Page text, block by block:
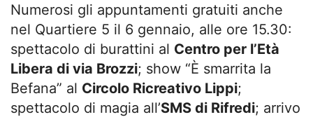
Numerosi gli appuntamenti gratuiti anche
nel Quartiere 5 il 6 gennaio, alle ore 15.30:
spettacolo di burattini al Centro per l’Età
Libera di via Brozzi; show “È smarrita la
Befana” al Circolo Ricreativo Lippi;
spettacolo di magia all’SMS di Rifredi; arrivo